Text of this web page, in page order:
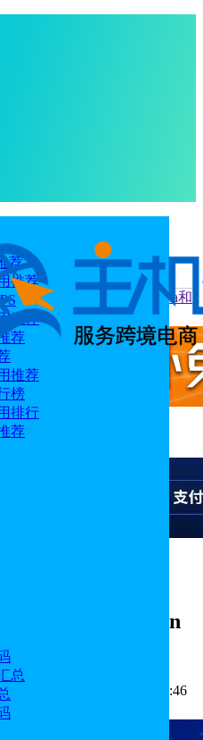
荐
推荐
推荐
荐
推荐
榜
排行
荐
总
教程： 如何使用Ollama和
使用Ollama和n8n
程
发布时间: 2026.06.05 18:45:46